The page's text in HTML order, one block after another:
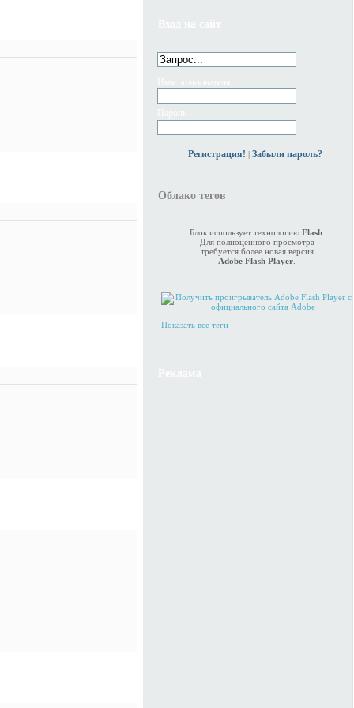
Регистрация! | Забыли пароль?
Облако тегов
Блок использует технологию Flash.
Для полноценного просмотра
требуется более новая версия
Adobe Flash Player
Показать все теги